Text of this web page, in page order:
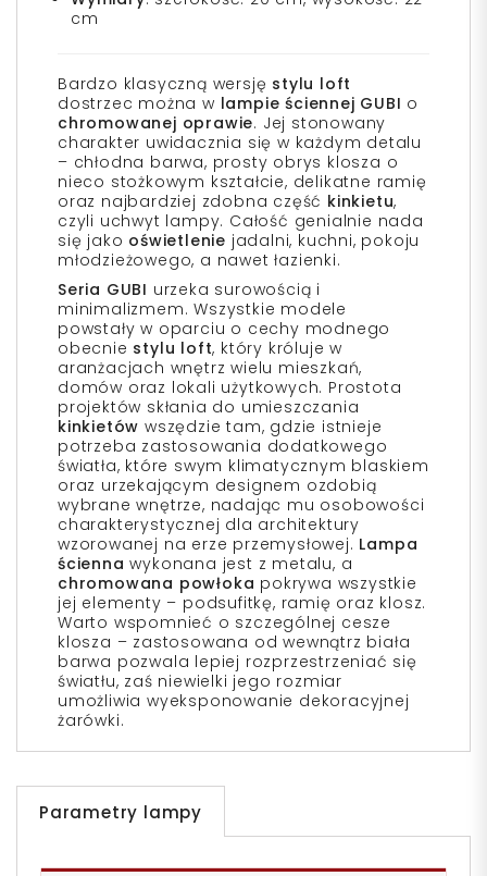
cm
Bardzo klasyczną wersję stylu loft
dostrzec można w lampie ściennej GUBI o
chromowanej oprawie. Jej stonowany
charakter uwidacznia się w każdym detalu
– chłodna barwa, prosty obrys klosza o
nieco stożkowym kształcie, delikatne ramię
oraz najbardziej zdobna część kinkietu,
czyli uchwyt lampy. Całość genialnie nada
się jako oświetlenie jadalni, kuchni, pokoju
młodzieżowego, a nawet łazienki.
Seria GUBI urzeka surowością i
minimalizmem. Wszystkie modele
powstały w oparciu o cechy modnego
obecnie stylu loft, który króluje w
aranżacjach wnętrz wielu mieszkań,
domów oraz lokali użytkowych. Prostota
projektów skłania do umieszczania
kinkietów wszędzie tam, gdzie istnieje
potrzeba zastosowania dodatkowego
światła, które swym klimatycznym blaskiem
oraz urzekającym designem ozdobią
wybrane wnętrze, nadając mu osobowości
charakterystycznej dla architektury
wzorowanej na erze przemysłowej. Lampa
ścienna wykonana jest z metalu, a
chromowana powłoka pokrywa wszystkie
jej elementy – podsufitkę, ramię oraz klosz.
Warto wspomnieć o szczególnej cesze
klosza – zastosowana od wewnątrz biała
barwa pozwala lepiej rozprzestrzeniać się
światłu, zaś niewielki jego rozmiar
umożliwia wyeksponowanie dekoracyjnej
żarówki.
Parametry lampy